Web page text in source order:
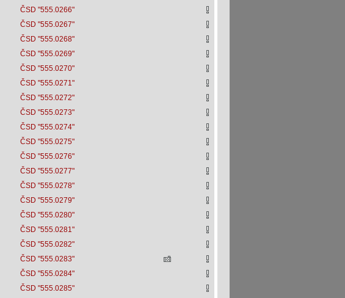
ČSD "555.0266"
ČSD "555.0267"
ČSD "555.0268"
ČSD "555.0269"
ČSD "555.0270"
ČSD "555.0271"
ČSD "555.0272"
ČSD "555.0273"
ČSD "555.0274"
ČSD "555.0275"
ČSD "555.0276"
ČSD "555.0277"
ČSD "555.0278"
ČSD "555.0279"
ČSD "555.0280"
ČSD "555.0281"
ČSD "555.0282"
ČSD "555.0283"
ČSD "555.0284"
ČSD "555.0285"